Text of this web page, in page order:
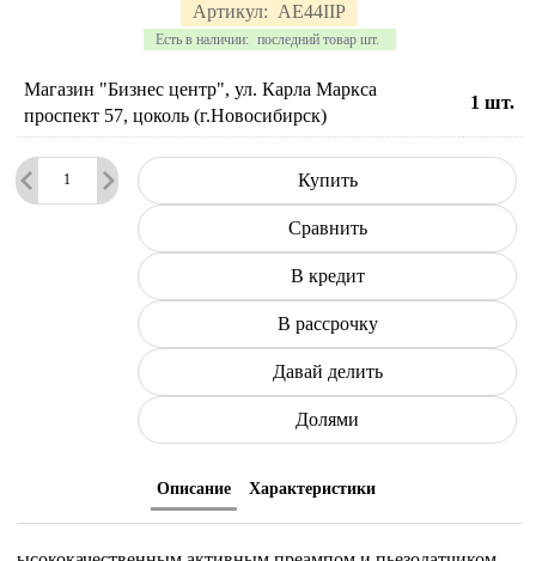
Артикул: AE44IIP
Есть в наличии: последний товар шт.
Магазин "Бизнес центр", ул. Карла Маркса
проспект 57, цоколь (г.Новосибирск)
1 шт.
Купить
Сравнить
В кредит
В рассрочку
Давай делить
Долями
Описание Характеристики